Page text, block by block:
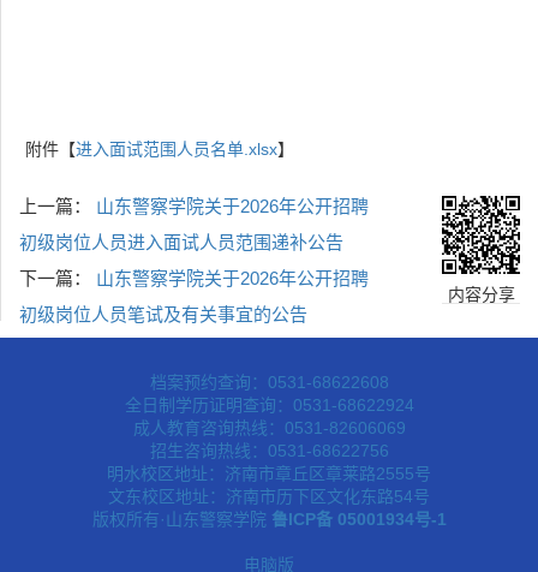
附件【进入面试范围人员名单.xlsx】
上一篇： 山东警察学院关于2026年公开招聘
初级岗位人员进入面试人员范围递补公告
下一篇： 山东警察学院关于2026年公开招聘
初级岗位人员笔试及有关事宜的公告
内容分享
档案预约查询：0531-68622608
全日制学历证明查询：0531-68622924
成人教育咨询热线：0531-82606069
招生咨询热线：0531-68622756
明水校区地址：济南市章丘区章莱路2555号
文东校区地址：济南市历下区文化东路54号
版权所有·山东警察学院 鲁ICP备 05001934号-1
电脑版